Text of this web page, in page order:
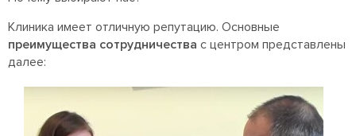
Клиника имеет отличную репутацию. Основные
преимущества сотрудничества с центром представлены
далее: